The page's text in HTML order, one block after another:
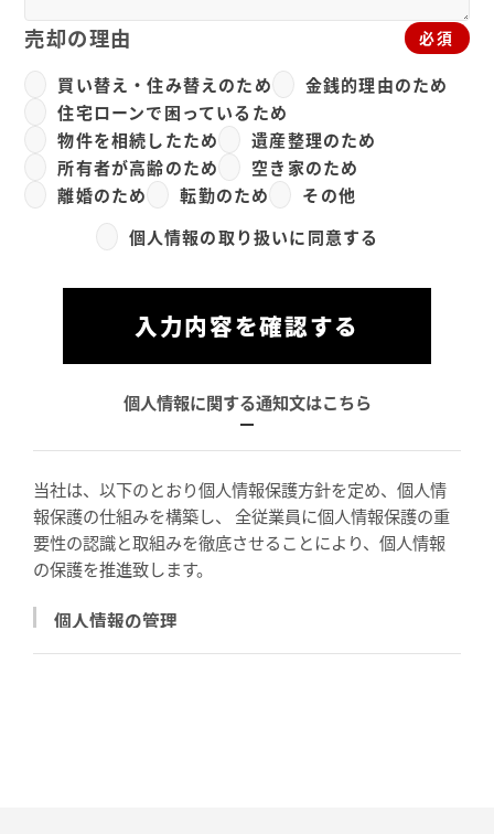
必須
売却の理由
買い替え・住み替えのため
金銭的理由のため
住宅ローンで困っているため
物件を相続したため
遺産整理のため
所有者が高齢のため
空き家のため
離婚のため
転勤のため
その他
個人情報の取り扱いに同意する
入力内容を確認する
個人情報に関する通知文はこちら
当社は、以下のとおり個人情報保護方針を定め、個人情
報保護の仕組みを構築し、 全従業員に個人情報保護の重
要性の認識と取組みを徹底させることにより、個人情報
の保護を推進致します。
個人情報の管理
当社は、お客さまの個人情報を正確かつ最新の状態に